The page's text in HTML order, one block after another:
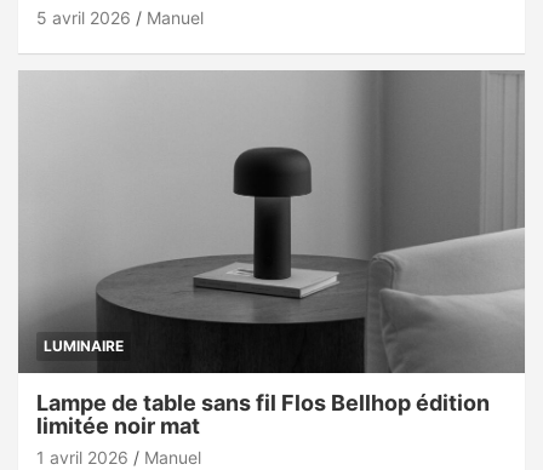
5 avril 2026 Manuel
LUMINAIRE
Lampe de table sans fil Flos Bellhop édition
limitée noir mat
1 avril 2026 Manuel